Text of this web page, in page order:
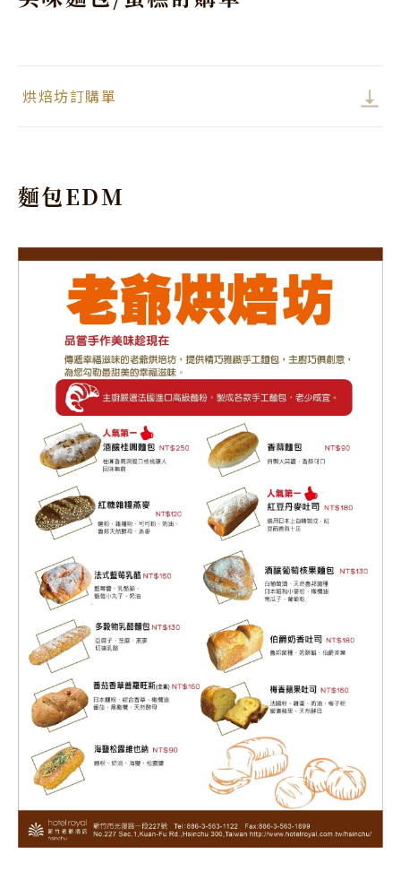
烘焙坊訂購單
麵包EDM